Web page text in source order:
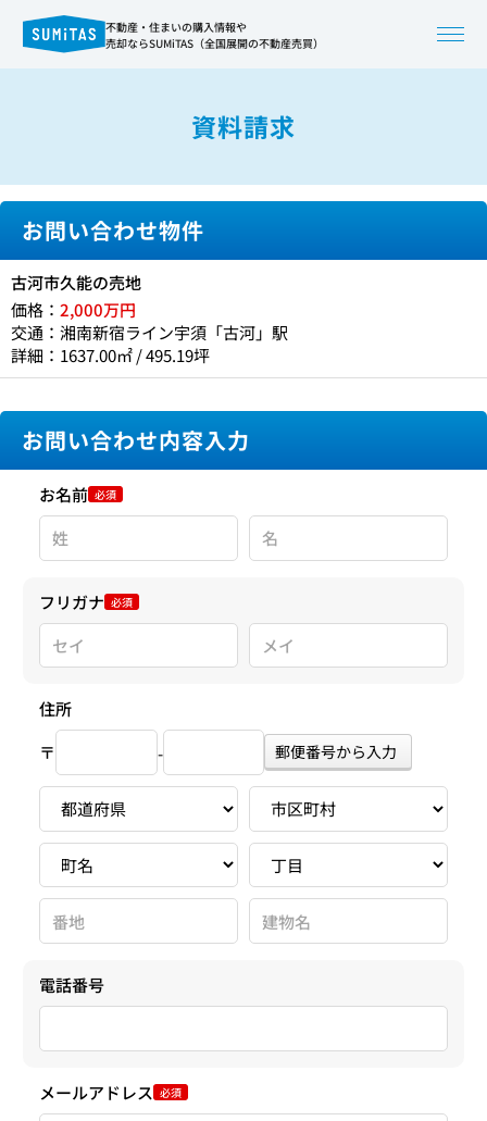
不動産・住まいの購入情報や
売却ならSUMiTAS（全国展開の不動産売買）
資料請求
お問い合わせ物件
古河市久能の売地
価格： 2,000万円
交通：湘南新宿ライン宇須「古河」駅
詳細：1637.00㎡ / 495.19坪
お問い合わせ内容入力
お名前 必須
フリガナ 必須
住所
〒
- 郵便番号から入力
電話番号
メールアドレス 必須